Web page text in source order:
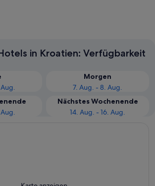
in Kroatien: Verfügbarkeit
Morgen
7. Aug. - 8. Aug.
Nächstes Wochenende
14. Aug. - 16. Aug.